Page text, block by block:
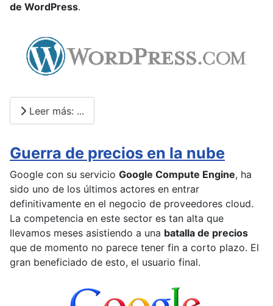
de WordPress.
Leer más: ...
Guerra de precios en la nube
Google con su servicio Google Compute Engine, ha
sido uno de los últimos actores en entrar
definitivamente en el negocio de proveedores cloud.
La competencia en este sector es tan alta que
llevamos meses asistiendo a una batalla de precios
que de momento no parece tener fin a corto plazo. El
gran beneficiado de esto, el usuario final.